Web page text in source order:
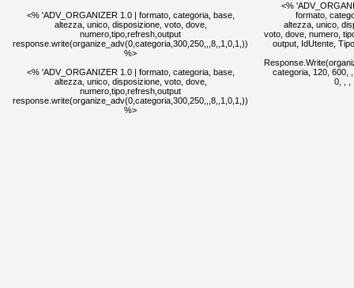
<% 'ADV_ORGANIZER 1.0 | formato, categoria, base,
altezza, unico, disposizione, voto, dove,
numero,tipo,refresh,output
response.write(organize_adv(0,categoria,300,250,,,8,,1,0,1,))
%>
<% 'ADV_ORGANIZER 1.0 | formato, categoria, base,
altezza, unico, disposizione, voto, dove,
numero,tipo,refresh,output
response.write(organize_adv(0,categoria,300,250,,,8,,1,0,1,))
%>
<%
formato,
altezza, unico,
voto, dove, numero,
output, IdUtente,
categoria, 120, 600,
0, , ,